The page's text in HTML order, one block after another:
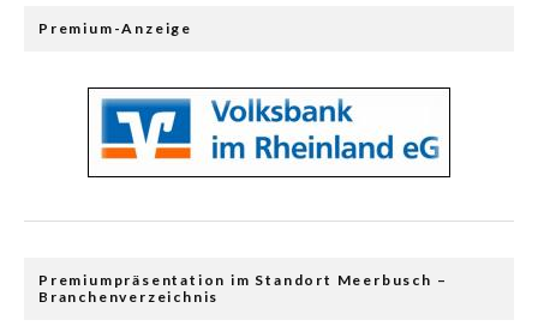
Premium-Anzeige
Premiumpräsentation im Standort Meerbusch –
Branchenverzeichnis